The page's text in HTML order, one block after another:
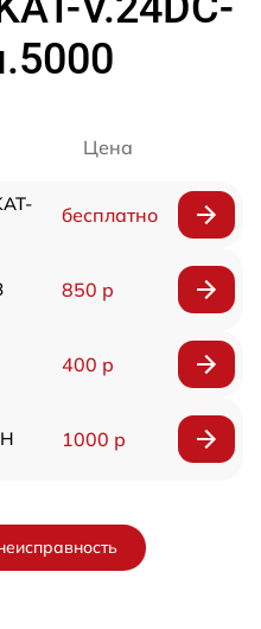
Цена
бесплатно
850 р
400 р
1000 р